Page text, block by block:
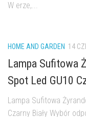
W erze,...
HOME AND GARDEN 14
Lampa Sufitowa
Spot Led GU10
Lampa Sufitowa
Czarny Biały Wybór